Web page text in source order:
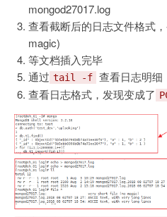
mongod27017.log
查看截断后的日志文件格式
magic)
等文档插入完毕
通过 tail -f 查看日志明细
查看日志格式，发现变成了